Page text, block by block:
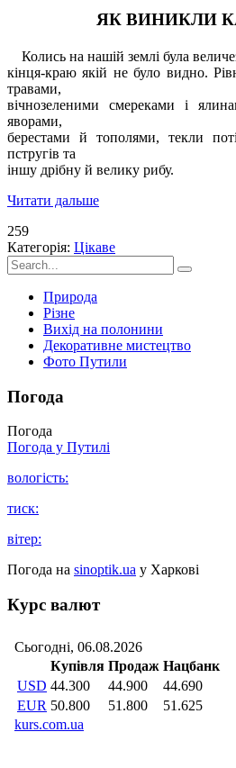
ЯК ВИНИКЛИ
Колись на нашій землі була
кінця-краю якій не було видно.
травами,
вічнозеленими смереками і
яворами,
берестами й тополями, текли
пстругів та
іншу дрібну й велику рибу.
Читати дальше
259
Категорія: Цікаве
Природа
Різне
Вихід на полонини
Декоративне мистецтво
Фото Путили
Погода
Погода
Погода у Путилі
вологість:
тиск:
вітер:
Погода на sinoptik.ua у Харкові
Курс валют